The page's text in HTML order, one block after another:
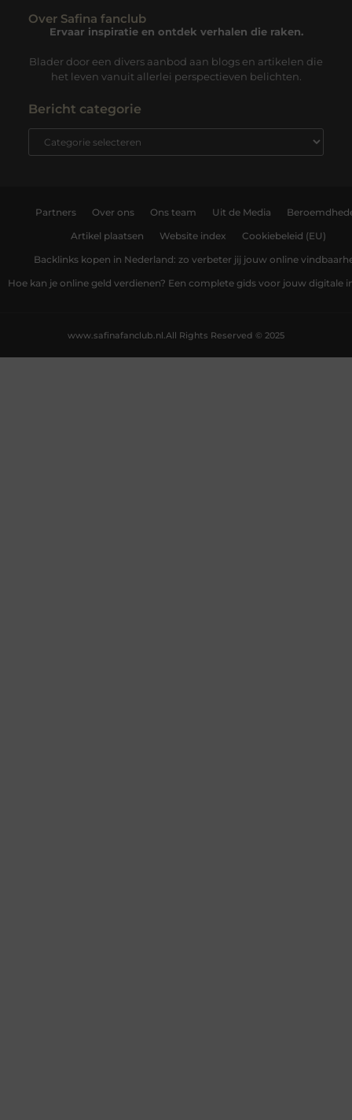
Over Safina fanclub
Ervaar inspiratie en ontdek verhalen die raken.
Blader door een divers aanbod aan blogs en artikelen die
het leven vanuit allerlei perspectieven belichten.
Bericht categorie
Partners Over ons Ons team Uit de Media
Artikel plaatsen Website index Cookiebeleid (EU)
Backlinks kopen in Nederland: zo verbeter jij jouw online
Hoe kan je online geld verdienen? Een complete gids voor jouw digitale
All Rights Reserved © 2025
www.safinafanclub.nl.